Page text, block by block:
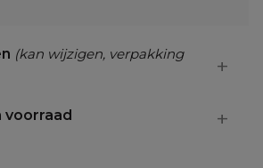
(kan wijzigen, verpakking
voorraad